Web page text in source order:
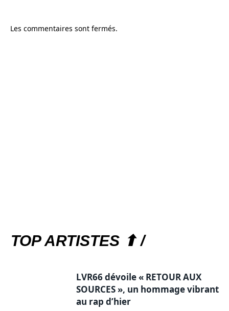
Les commentaires sont fermés.
TOP ARTISTES ⬆ /
LVR66 dévoile « RETOUR AUX
SOURCES », un hommage vibrant
au rap d’hier